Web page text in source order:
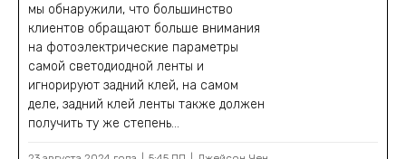
мы обнаружили, что большинство
клиентов обращают больше внимания
на фотоэлектрические параметры
самой светодиодной ленты и
игнорируют задний клей, на самом
деле, задний клей ленты также должен
получить ту же степень...